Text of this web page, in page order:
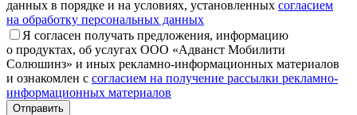
данных в порядке и на условиях, установленных согласием
на обработку персональных данных
Я согласен получать предложения, информацию
о продуктах, об услугах ООО «Адванст Мобилити
Солюшинз» и иных рекламно-информационных материалов
и ознакомлен с согласием на получение рассылки рекламно-
информационных материалов
Отправить